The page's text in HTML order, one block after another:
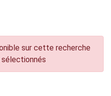
sur cette recherche